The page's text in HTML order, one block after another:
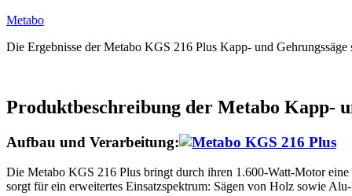
Metabo
Die Ergebnisse der Metabo KGS 216 Plus Kapp- und
Produktbeschreibung der Metabo Kapp-
Aufbau und Verarbeitung:
Die Metabo KGS 216 Plus bringt durch ihren 1.600-Watt-Motor
sorgt für ein erweitertes Einsatzspektrum: Sägen von Holz sowie